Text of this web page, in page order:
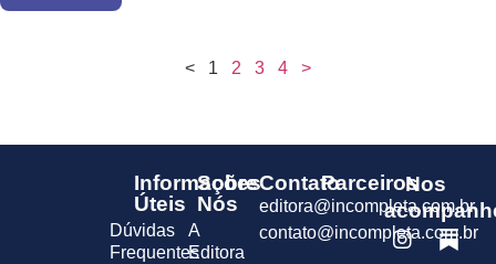
< 1 2 3 4 >
Informações
Úteis
Dúvidas
Frequentes
Sobre
Nós
A
Editora
Contato
editora@incompleta.com.br
contato@incompleta.com.br
ParceirosNos